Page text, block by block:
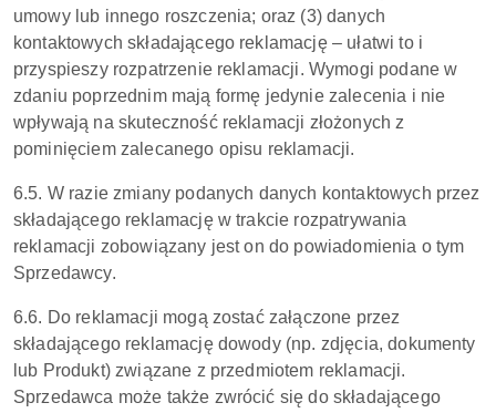
umowy lub innego roszczenia; oraz (3) danych
kontaktowych składającego reklamację – ułatwi to i
przyspieszy rozpatrzenie reklamacji. Wymogi podane w
zdaniu poprzednim mają formę jedynie zalecenia i nie
wpływają na skuteczność reklamacji złożonych z
pominięciem zalecanego opisu reklamacji.
6.5. W razie zmiany podanych danych kontaktowych przez
składającego reklamację w trakcie rozpatrywania
reklamacji zobowiązany jest on do powiadomienia o tym
Sprzedawcy.
6.6. Do reklamacji mogą zostać załączone przez
składającego reklamację dowody (np. zdjęcia, dokumenty
lub Produkt) związane z przedmiotem reklamacji.
Sprzedawca może także zwrócić się do składającego